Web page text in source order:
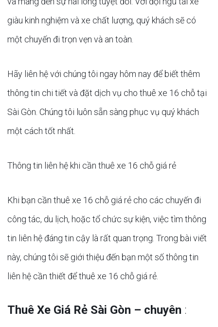
giàu kinh nghiệm và xe chất lượng, quý khách sẽ có
một chuyến đi trọn vẹn và an toàn.
Hãy liên hệ với chúng tôi ngay hôm nay để biết thêm
thông tin chi tiết và đặt dịch vụ cho thuê xe 16 chỗ tại
Sài Gòn. Chúng tôi luôn sẵn sàng phục vụ quý khách
một cách tốt nhất.
Thông tin liên hệ khi cần thuê xe 16 chỗ giá rẻ
Khi bạn cần thuê xe 16 chỗ giá rẻ cho các chuyến đi
công tác, du lịch, hoặc tổ chức sự kiện, việc tìm thông
tin liên hệ đáng tin cậy là rất quan trọng. Trong bài viết
này, chúng tôi sẽ giới thiệu đến bạn một số thông tin
liên hệ cần thiết để thuê xe 16 chỗ giá rẻ.
Thuê Xe Giá Rẻ Sài Gòn – chuyên :